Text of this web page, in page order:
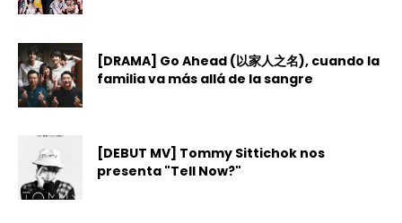
[DRAMA] Go Ahead (以家人之名), cuando la
familia va más allá de la sangre
[DEBUT MV] Tommy Sittichok nos
presenta "Tell Now?"